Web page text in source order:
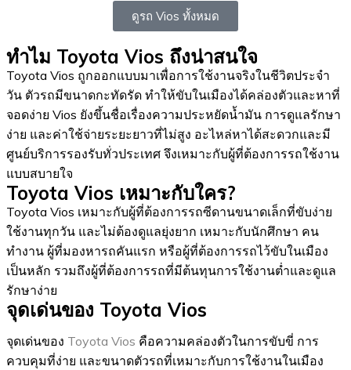
ดูรถ Vios ทั้งหมด
ทำไม Toyota Vios ถึงน่าสนใจ
Toyota Vios ถูกออกแบบมาเพื่อการใช้งานจริงในชีวิตประจำ
วัน ตัวรถมีขนาดกะทัดรัด ทำให้ขับในเมืองได้คล่องตัวและหาที่
จอดง่าย Vios ยังขึ้นชื่อเรื่องความประหยัดน้ำมัน การดูแลรักษา
ง่าย และค่าใช้จ่ายระยะยาวที่ไม่สูง อะไหล่หาได้สะดวกและมี
ศูนย์บริการรองรับทั่วประเทศ จึงเหมาะกับผู้ที่ต้องการรถใช้งาน
แบบสบายใจ
Toyota Vios เหมาะกับใคร?
Toyota Vios เหมาะกับผู้ที่ต้องการรถซีดานขนาดเล็กที่ขับง่าย
ใช้งานทุกวัน และไม่ต้องดูแลยุ่งยาก เหมาะกับนักศึกษา คน
ทำงาน ผู้ที่มองหารถคันแรก หรือผู้ที่ต้องการรถไว้ขับในเมือง
เป็นหลัก รวมถึงผู้ที่ต้องการรถที่มีต้นทุนการใช้งานต่ำและดูแล
รักษาง่าย
จุดเด่นของ Toyota Vios
จุดเด่นของ Toyota Vios คือความคล่องตัวในการขับขี่ การ
ควบคุมที่ง่าย และขนาดตัวรถที่เหมาะกับการใช้งานในเมือง